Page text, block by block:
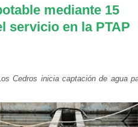
mediante 15
servicio en la PTAP
Cedros inicia captación de agua